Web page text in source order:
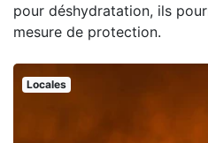
pour déshydratation, ils
mesure de protection.
Locales